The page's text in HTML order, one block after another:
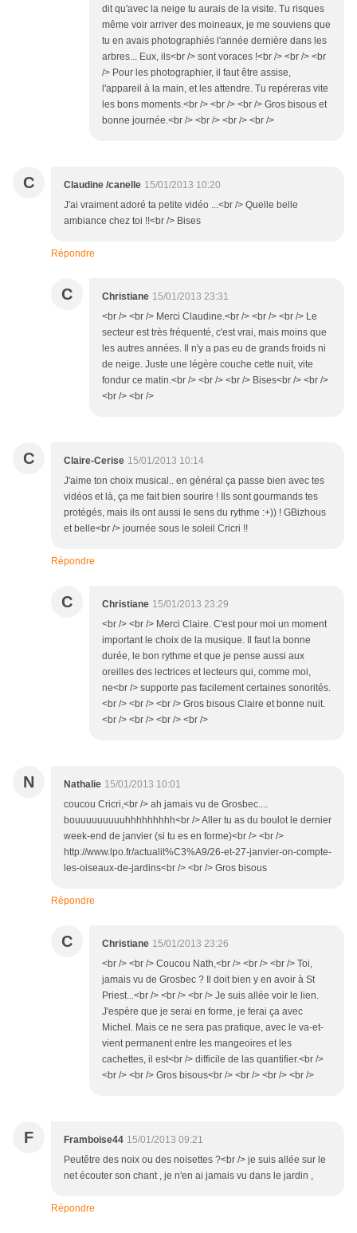
dit qu'avec la neige tu aurais de la visite. Tu risques
même voir arriver des moineaux, je me souviens que
tu en avais photographiés l'année dernière dans les
arbres... Eux, ils<br /> sont voraces !<br /> <br /> <br
/> Pour les photographier, il faut être assise,
l'appareil à la main, et les attendre. Tu repéreras vite
les bons moments.<br /> <br /> <br /> Gros bisous et
bonne journée.<br /> <br /> <br /> <br />
C Claudine /canelle 15/01/2013 10:20
J'ai vraiment adoré ta petite vidéo ...<br /> Quelle belle
ambiance chez toi !!<br /> Bises
Répondre
C Christiane 15/01/2013 23:31
<br /> <br /> Merci Claudine.<br /> <br /> <br /> Le
secteur est très fréquenté, c'est vrai, mais moins que
les autres années. Il n'y a pas eu de grands froids ni
de neige. Juste une légère couche cette nuit, vite
fondur ce matin.<br /> <br /> <br /> Bises<br /> <br />
<br /> <br />
C Claire-Cerise 15/01/2013 10:14
J'aime ton choix musical.. en général ça passe bien avec tes
vidéos et là, ça me fait bien sourire ! Ils sont gourmands tes
protégés, mais ils ont aussi le sens du rythme :+)) ! GBizhous
et belle<br /> journée sous le soleil Cricri !!
Répondre
C Christiane 15/01/2013 23:29
<br /> <br /> Merci Claire. C'est pour moi un moment
important le choix de la musique. Il faut la bonne
durée, le bon rythme et que je pense aussi aux
oreilles des lectrices et lecteurs qui, comme moi,
ne<br /> supporte pas facilement certaines sonorités.
<br /> <br /> <br /> Gros bisous Claire et bonne nuit.
<br /> <br /> <br /> <br />
N Nathalie 15/01/2013 10:01
coucou Cricri,<br /> ah jamais vu de Grosbec....
bouuuuuuuuuhhhhhhhhh<br /> Aller tu as du boulot le dernier
week-end de janvier (si tu es en forme)<br /> <br />
http://www.lpo.fr/actualit%C3%A9/26-et-27-janvier-on-compte-
les-oiseaux-de-jardins<br /> <br /> Gros bisous
Répondre
C Christiane 15/01/2013 23:26
<br /> <br /> Coucou Nath,<br /> <br /> <br /> Toi,
jamais vu de Grosbec ? Il doit bien y en avoir à St
Priest...<br /> <br /> <br /> Je suis allée voir le lien.
J'espère que je serai en forme, je ferai ça avec
Michel. Mais ce ne sera pas pratique, avec le va-et-
vient permanent entre les mangeoires et les
cachettes, il est<br /> difficile de las quantifier.<br />
<br /> <br /> Gros bisous<br /> <br /> <br /> <br />
F Framboise44 15/01/2013 09:21
Peutêtre des noix ou des noisettes ?<br /> je suis allée sur le
net écouter son chant , je n'en ai jamais vu dans le jardin ,
Répondre